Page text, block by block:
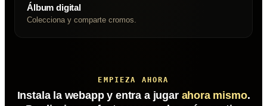
Álbum digital
Colecciona y comparte cromos.
EMPIEZA AHORA
Instala la webapp y entra a jugar ahora mismo.